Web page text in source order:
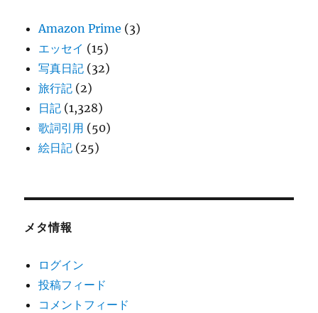
Amazon Prime (3)
エッセイ (15)
写真日記 (32)
旅行記 (2)
日記 (1,328)
歌詞引用 (50)
絵日記 (25)
メタ情報
ログイン
投稿フィード
コメントフィード